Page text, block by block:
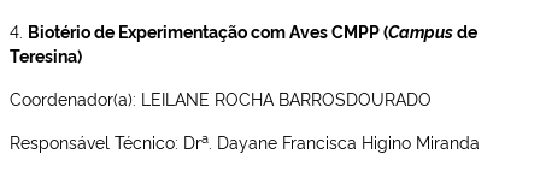
4. Biotério de Experimentação com Aves CMPP (Campusde
Teresina)
Coordenador(a): LEILANE ROCHA BARROSDOURADO
Responsável Técnico: Dra . Dayane Francisca Higino Miranda